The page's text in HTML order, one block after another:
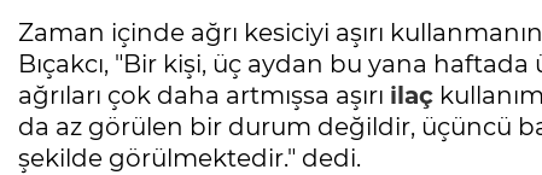
Zaman içinde ağrı kesiciyi aşırı
Bıçakcı, "Bir kişi, üç aydan bu yana
ağrıları çok daha artmışsa aşırı ilaç
da az görülen bir durum değildir, üçüncü
şekilde görülmektedir." dedi.